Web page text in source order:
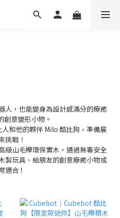
人，也能變身為設計感滿分的療癒
創意變形小物。
和他的夥伴 Milo 酷比狗，準備展
挑戰！
級山毛櫸環保實木，通過無毒安全
製玩具、給朋友的創意療癒小物或
適合 !